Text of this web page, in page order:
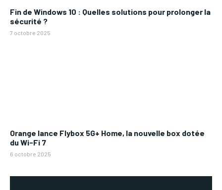
Fin de Windows 10 : Quelles solutions pour prolonger la
sécurité ?
7 octobre 2025
Orange lance Flybox 5G+ Home, la nouvelle box dotée
du Wi-Fi 7
6 octobre 2025